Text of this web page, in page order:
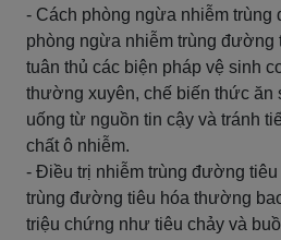
- Cách phòng ngừa nhiễm
phòng ngừa nhiễm trùng đường
tuân thủ các biện pháp vệ sinh
thường xuyên, chế biến thức ăn
uống từ nguồn tin cậy và tránh
chất ô nhiễm.
- Điều trị nhiễm trùng đường
trùng đường tiêu hóa thường
triệu chứng như tiêu chảy và